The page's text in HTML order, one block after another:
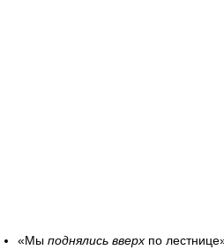
«Мы поднялись вверх по